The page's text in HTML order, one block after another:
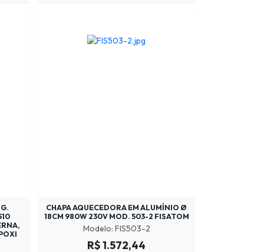
CHAPA AQUECEDORA EM ALUMÍNIO Ø
18CM 980W 230V MOD. 503-2 FISATOM
Modelo: FIS503-2
R$ 1.572,44